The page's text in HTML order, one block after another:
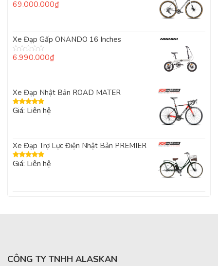
Được xếp
69.000.000₫
Xe Đạp Gấp ONANDO 16 Inches
Được
5
sao
6.990.000₫
Xe Đạp Nhật Bản ROAD MATER
Được xếp
Giá: Liên hệ
Xe Đạp Trợ Lực Điện Nhật Bản PREMIER
Được xếp
Giá: Liên hệ
CÔNG TY TNHH ALASKAN